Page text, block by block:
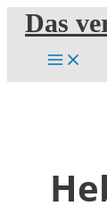
Zum
Inhalt
springen
Das